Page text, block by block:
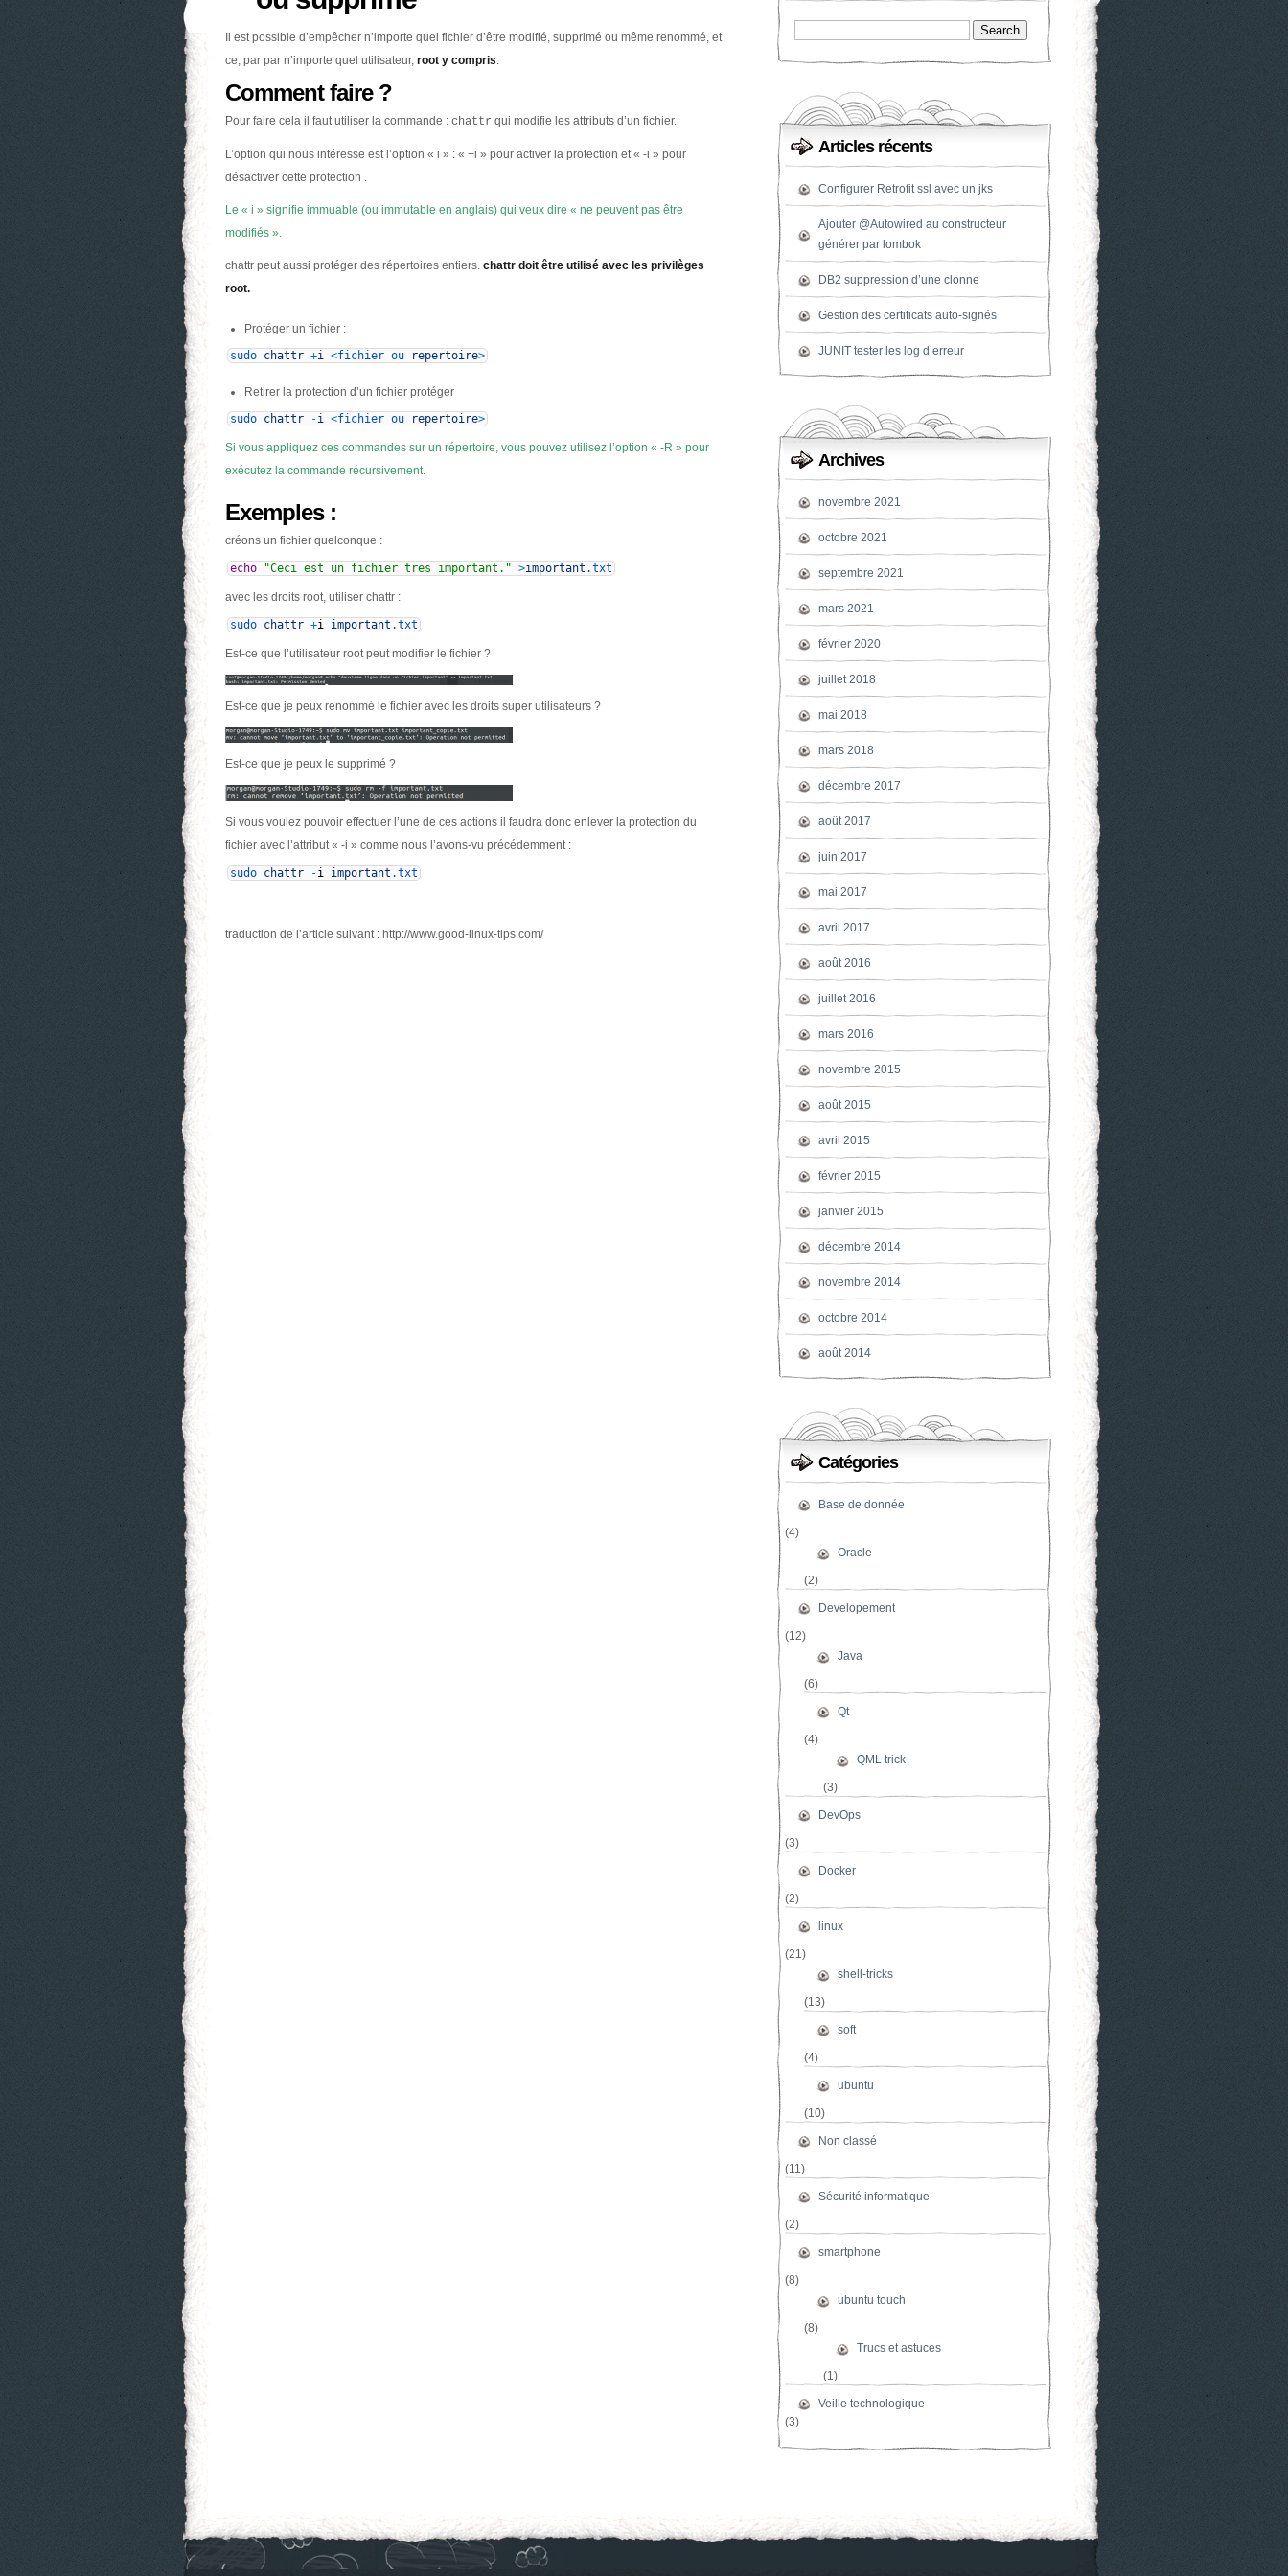
Il est possible d’empêcher n’importe quel fichier d’être modifié, supprimé ou même renommé, et
ce, par par n’importe quel utilisateur, root y compris.
Comment faire ?
Pour faire cela il faut utiliser la commande : chattr qui modifie les attributs d’un fichier.
L’option qui nous intéresse est l’option « i » : « +i » pour activer la protection et « -i » pour
désactiver cette protection .
Le « i » signifie immuable (ou immutable en anglais) qui veux dire « ne peuvent pas être
modifiés ».
chattr peut aussi protéger des répertoires entiers. chattr doit être utilisé avec les privilèges
root.
Protéger un fichier :
sudo chattr +i <fichier ou repertoire>
Retirer la protection d’un fichier protéger
sudo chattr -i <fichier ou repertoire>
Si vous appliquez ces commandes sur un répertoire, vous pouvez utilisez l’option « -R » pour
exécutez la commande récursivement.
Exemples :
créons un fichier quelconque :
echo "Ceci est un fichier tres important." >important .txt
avec les droits root, utiliser chattr :
sudo chattr +i important .txt
Est-ce que l’utilisateur root peut modifier le fichier ?
Est-ce que je peux renommé le fichier avec les droits super utilisateurs ?
Est-ce que je peux le supprimé ?
Si vous voulez pouvoir effectuer l’une de ces actions il faudra donc enlever la protection du
fichier avec l’attribut « -i » comme nous l’avons-vu précédemment :
sudo chattr -i important .txt
traduction de l’article suivant : http://www.good-linux-tips.com/
Articles récents
Configurer Retrofit ssl avec un jks
Ajouter @Autowired au constructeur
générer par lombok
DB2 suppression d’une clonne
Gestion des certificats auto-signés
JUNIT tester les log d’erreur
Archives
novembre 2021
octobre 2021
septembre 2021
mars 2021
février 2020
juillet 2018
mai 2018
mars 2018
décembre 2017
août 2017
juin 2017
mai 2017
avril 2017
août 2016
juillet 2016
mars 2016
novembre 2015
août 2015
avril 2015
février 2015
janvier 2015
décembre 2014
novembre 2014
octobre 2014
août 2014
Catégories
Base de donnée
(4)
Oracle
(2)
Developement
(12)
Java
(6)
Qt
(4)
QML trick
(3)
DevOps
(3)
Docker
(2)
linux
(21)
shell-tricks
(13)
soft
(4)
ubuntu
(10)
Non classé
(11)
Sécurité informatique
(2)
smartphone
(8)
ubuntu touch
(8)
Trucs et astuces
(1)
Veille technologique
(3)